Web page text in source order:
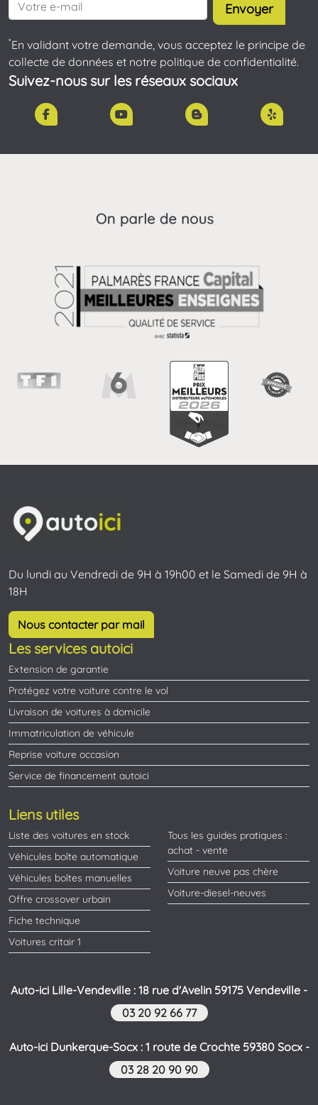
Envoyer
*En validant votre demande, vous acceptez le principe de
collecte de données et notre politique de confidentialité.
Suivez-nous sur les réseaux sociaux
Du lundi au Vendredi de 9H à 19h00 et le Samedi de 9H à
18H
Nous contacter par mail
Les services autoici
Extension de garantie
Protégez votre voiture contre le vol
Livraison de voitures à domicile
Immatriculation de véhicule
Reprise voiture occasion
Service de financement autoici
Liens utiles
Liste des voitures en stock
Véhicules boîte automatique
Véhicules boîtes manuelles
Offre crossover urbain
Fiche technique
Voitures critair 1
Tous les guides pratiques :
achat - vente
Voiture neuve pas chère
Voiture-diesel-neuves
Auto-ici Lille-Vendeville : 18 rue d'Avelin 59175 Vendeville -
03 20 92 66 77
Auto-ici Dunkerque-Socx : 1 route de Crochte 59380 Socx -
03 28 20 90 90